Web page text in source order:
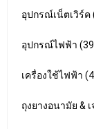
อุปกรณ์เน็ตเวิร์ค
อุปกรณ์ไฟฟ้า
เครื่องใช้ไฟฟ้า
ถุงยางอนามัย &